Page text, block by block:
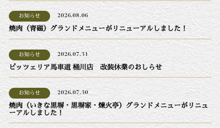
お知らせ 2026.08.06
焼肉（青磁）グランドメニューがリニューアルしました！
お知らせ 2026.07.31
ピッツェリア馬車道 桶川店 改装休業のおしらせ
お知らせ 2026.07.30
焼肉（いきな黒塀・黒塀家・煉火亭）グランドメニューがリニュ
ーアルしました！